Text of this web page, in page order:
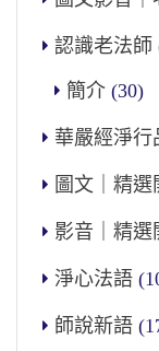
認識老法師
簡介 (30)
華嚴經淨行
圖文｜精選
影音｜精選
淨心法語
師說新語